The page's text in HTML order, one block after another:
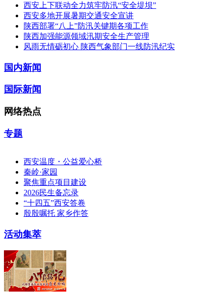
西安上下联动全力筑牢防汛“安全堤坝”
西安多地开展暑期交通安全宣讲
陕西部署“八上”防汛关键期各项工作
陕西加强能源领域汛期安全生产管理
风雨无情砺初心 陕西气象部门一线防汛纪实
国内新闻
国际新闻
网络热点
专题
西安温度・公益爱心桥
秦岭·家园
聚焦重点项目建设
2026民生备忘录
“十四五”西安答卷
殷殷嘱托 家乡作答
活动集萃